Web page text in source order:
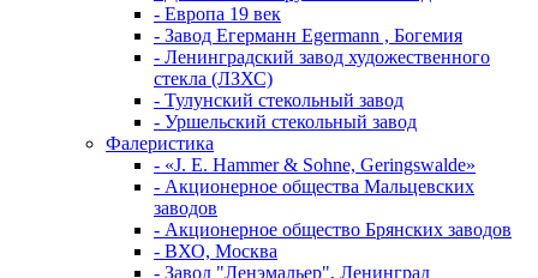
- Европа 19 век
- Завод Егерманн Egermann , Богемия
- Ленинградский завод художественного
стекла (ЛЗХС)
- Тулунский стекольный завод
- Уршельский стекольный завод
Фалеристика
- «J. E. Hammer & Sohne, Geringswalde»
- Акционерное общества Мальцевских
заводов
- Акционерное общество Брянских заводов
- ВХО, Москва
- Завод "Ленэмальер", Ленинград